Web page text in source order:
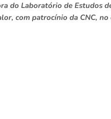
do Laboratório de Estudos
com patrocínio da CNC,